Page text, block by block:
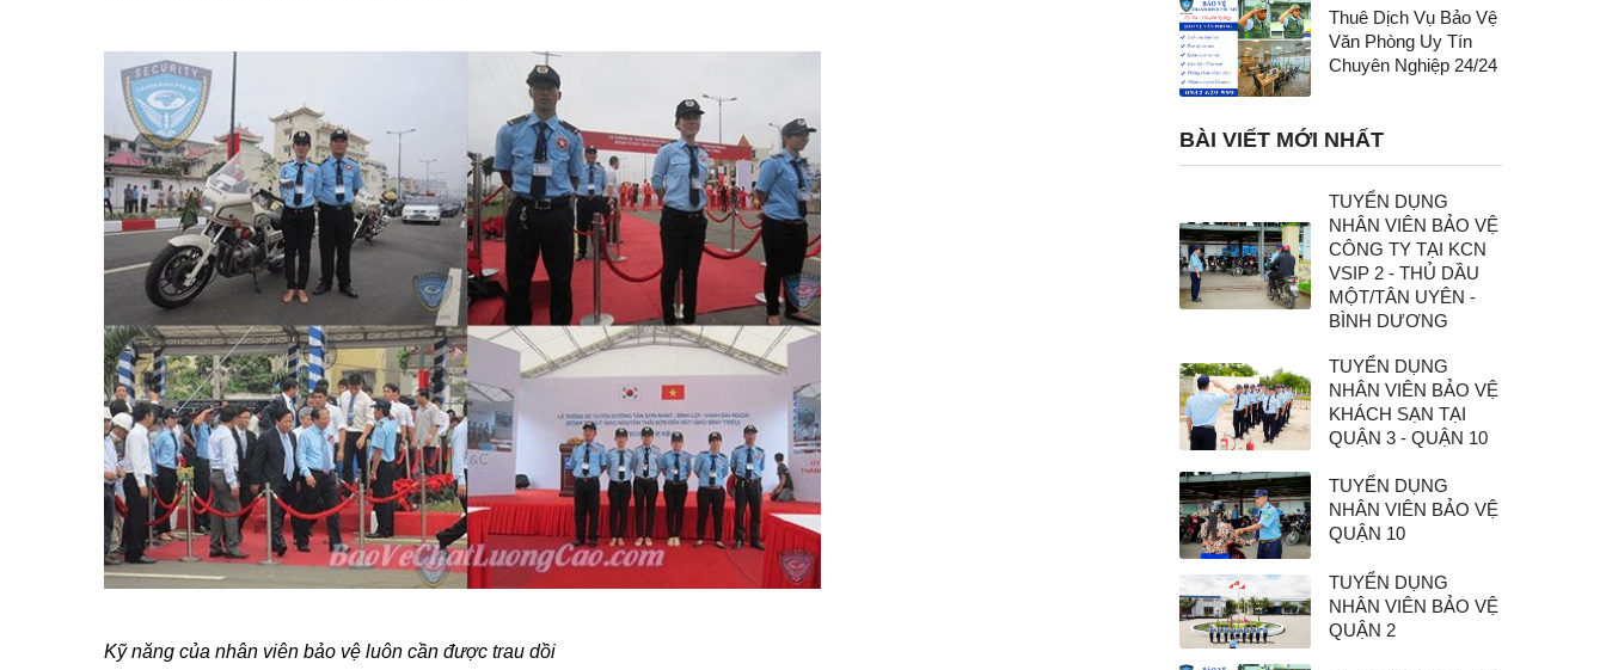
Kỹ năng của nhân viên bảo vệ luôn cần được trau dồi
Thuê Dịch Vụ Bảo Vệ
Văn Phòng Uy Tín
Chuyên Nghiệp 24/24
BÀI VIẾT MỚI NHẤT
TUYỂN DỤNG
NHÂN VIÊN BẢO VỆ
CÔNG TY TẠI KCN
VSIP 2 - THỦ DẦU
MỘT/TÂN UYÊN -
BÌNH DƯƠNG
TUYỂN DỤNG
NHÂN VIÊN BẢO VỆ
KHÁCH SẠN TẠI
QUẬN 3 - QUẬN 10
TUYỂN DỤNG
NHÂN VIÊN BẢO VỆ
QUẬN 10
TUYỂN DỤNG
NHÂN VIÊN BẢO VỆ
QUẬN 2